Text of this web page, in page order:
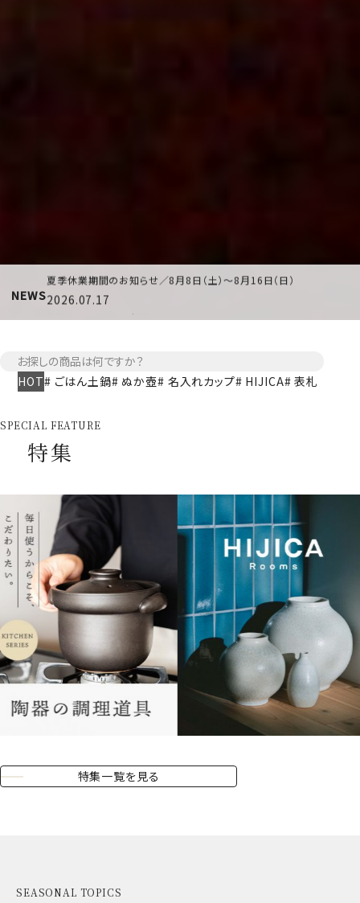
NEWS
夏季休業期間のお知らせ／8月8日（土）～8月16日（日）
2026.07.17
新商品のお知らせ｜花器ブランド「ma」
2026.07.06
2026.07.06
【新登場】hoccoriシリーズに食器が仲間入り！
【コラム】ひんやり甘味を楽しむ、夏のうつわ
2026.07.18
夏季休業期間のお知らせ／8月8日（土）～8月16日（日）
新商品のお知らせ｜花器ブランド「ma」
2026.07.06
【コラム】hoccoriのふくろう食器で、食卓に小さな楽しみを
2026.07.06
【新登場】hoccoriシリーズに食器が仲間入り！
HOT ごはん土鍋 ぬか壺 名入れカップ HIJICA 表札
SPECIAL FEATURE
特集
特集一覧を見る
SEASONAL TOPICS